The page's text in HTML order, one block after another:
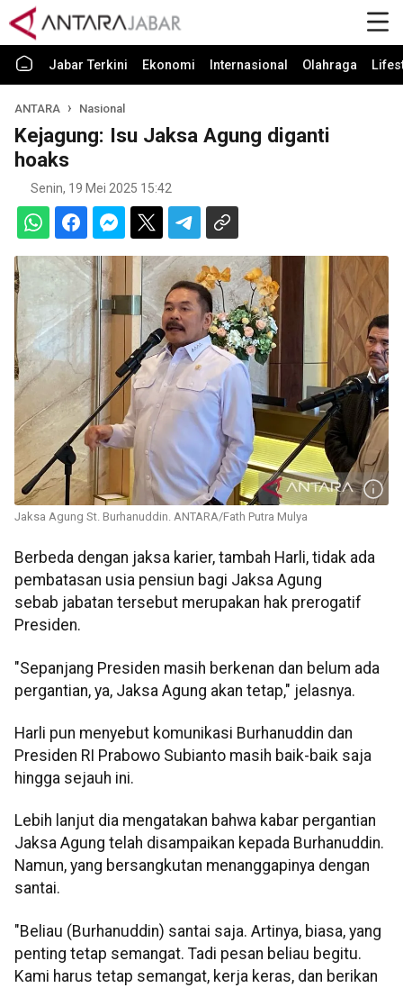
Jabar Terkini Ekonomi Internasional Olahraga
ANTARA Nasional
Kejagung: Isu Jaksa Agung diganti
hoaks
Senin, 19 Mei 2025 15:42
Jaksa Agung St. Burhanuddin. ANTARA/Fath Putra Mulya
Berbeda dengan jaksa karier, tambah Harli, tidak ada
pembatasan usia pensiun bagi Jaksa Agung
sebab jabatan tersebut merupakan hak prerogatif
Presiden.
"Sepanjang Presiden masih berkenan dan belum ada
pergantian, ya, Jaksa Agung akan tetap," jelasnya.
Harli pun menyebut komunikasi Burhanuddin dan
Presiden RI Prabowo Subianto masih baik-baik saja
hingga sejauh ini.
Lebih lanjut dia mengatakan bahwa kabar pergantian
Jaksa Agung telah disampaikan kepada Burhanuddin.
Namun, yang bersangkutan menanggapinya dengan
santai.
"Beliau (Burhanuddin) santai saja. Artinya, biasa, yang
penting tetap semangat. Tadi pesan beliau begitu.
Kami harus tetap semangat, kerja keras, dan berikan